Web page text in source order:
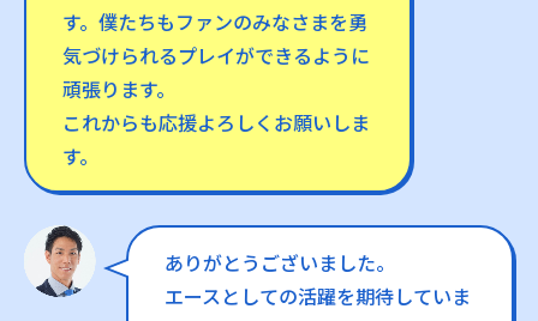
す。僕たちもファンのみなさまを勇
気づけられるプレイができるように
頑張ります。
これからも応援よろしくお願いしま
す。
ありがとうございました。
エースとしての活躍を期待していま